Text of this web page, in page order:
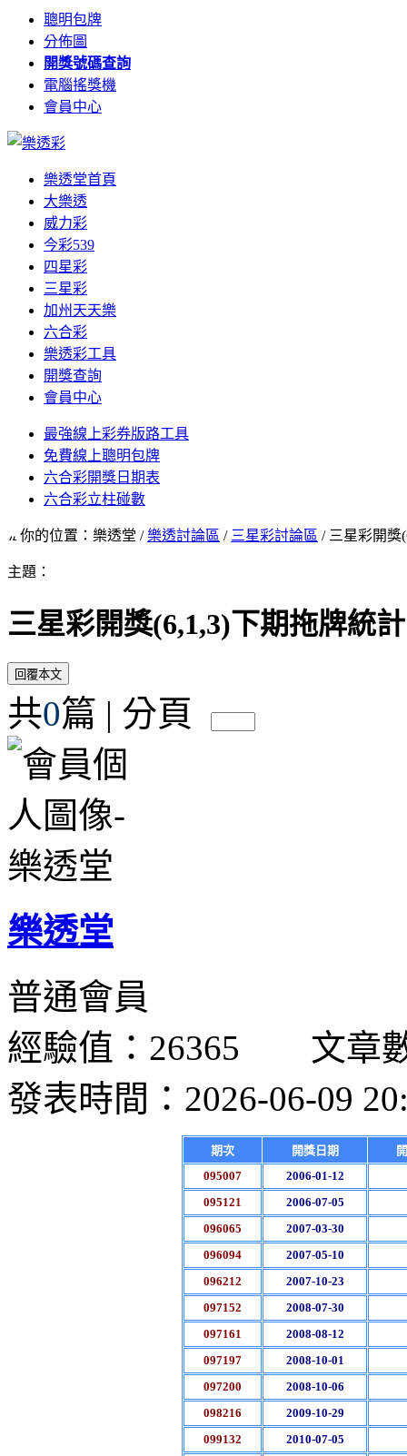
聰明包牌
分佈圖
開獎號碼查詢
電腦搖獎機
會員中心
樂透堂首頁
大樂透
威力彩
今彩539
四星彩
三星彩
加州天天樂
六合彩
樂透彩工具
開獎查詢
會員中心
最強線上彩券版路工具
免費線上聰明包牌
六合彩開獎日期表
六合彩立柱碰數
你的位置：樂透堂 /樂透討論區 / 三星彩討論區 / 三星彩開獎
主題：
三星彩開獎(6,1,3)下期拖牌統計
共0篇 | 分頁
樂透堂
普通會員
經驗值：26365 文章
發表時間：2026-06-09
期次 開獎日期
095007
2006-01-12
095121
2006-07-05
096065
2007-03-30
096094
2007-05-10
096212
2007-10-23
097152
2008-07-30
097161
2008-08-12
097197
2008-10-01
097200
2008-10-06
098216
2009-10-29
099132
2010-07-05